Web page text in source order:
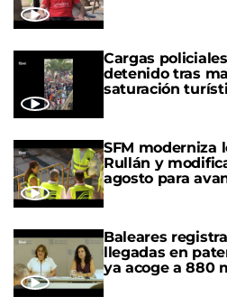
Cargas
detenido tras
saturación
SFM moderniza
Rullán y
agosto para
Baleares
llegadas en
ya acoge a 880